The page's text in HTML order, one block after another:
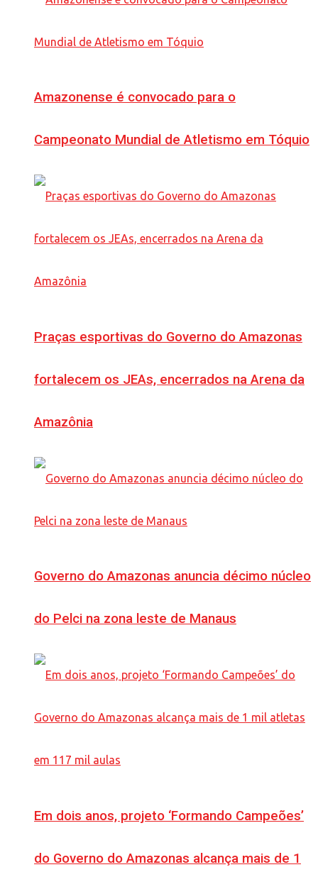
Amazonense é convocado para o
Campeonato Mundial de Atletismo em Tóquio
Praças esportivas do Governo do Amazonas
fortalecem os JEAs, encerrados na Arena da
Amazônia
Governo do Amazonas anuncia décimo núcleo
do Pelci na zona leste de Manaus
Em dois anos, projeto ‘Formando Campeões’
do Governo do Amazonas alcança mais de 1